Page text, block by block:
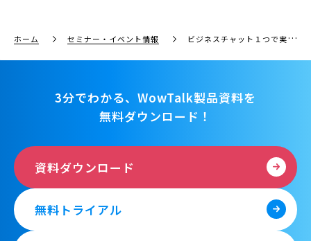
ホーム セミナー・イベント情報 ビジネスチャット１つで実現する！”新しい”人事の定着戦略 ～入社前から退職まで、従業員のエンゲージメントを高めるビジネスチャット活用術～
3分でわかる、WowTalk製品資料を
無料ダウンロード！
資料ダウンロード
無料トライアル